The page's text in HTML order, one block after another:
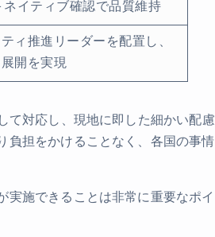
イティブ確認で品質維持
ィ推進リーダーを配置し、
開を実現
て対応し、現地に即した細かい配慮
負担をかけることなく、各国の事情
実施できることは非常に重要なポイ